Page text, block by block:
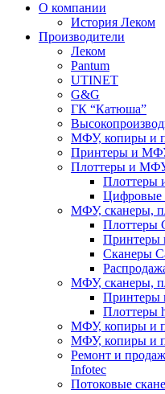
О компании
История Леком
Производители
Леком
Pantum
UTINET
G&G
ГК “Катюша”
МФУ, копиры и
Принтеры и
Плоттеры и
Плоттеры
Цифровые
МФУ, сканеры,
Плоттеры
Принтеры
Сканеры
МФУ, сканеры,
Плоттеры
МФУ, копиры и
МФУ, копиры и
Ремонт и
Infotec
Потоковые